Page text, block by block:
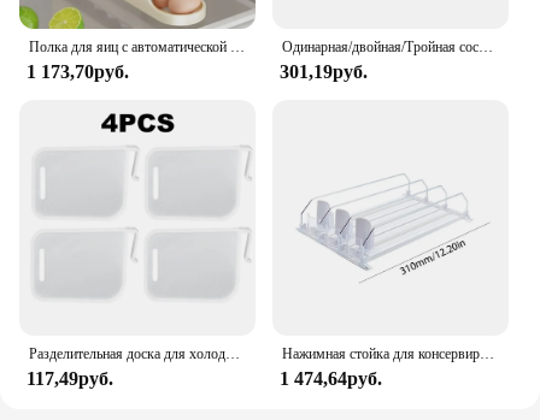
1 173,70руб.
Одинарная/двойная/Тройная составная фотостойка для кухни
301,19руб.
117,49руб.
Нажимная стойка для консервированных напитков, органайзер для напитков, Диспенсер, регулируемая ширина, регулируемая полка для хранения, E-образное скольжение для кухонного холодильника
1 474,64руб.